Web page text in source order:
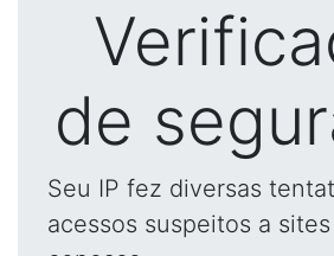
de
Seu IP fez diversas
acessos suspeitos a